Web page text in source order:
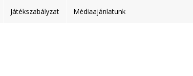
Játékszabályzat Médiaajánlatunk